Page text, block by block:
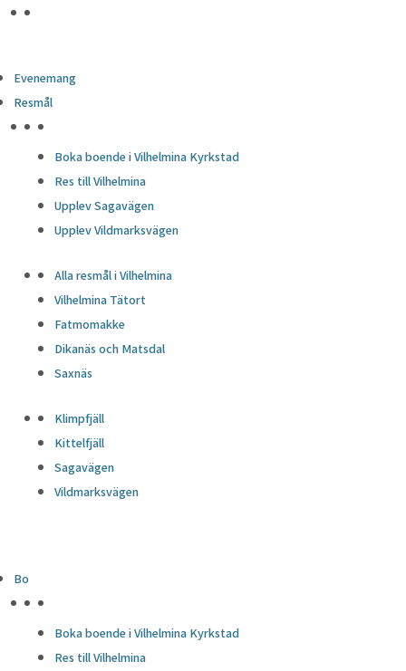
Evenemang
Resmål
Boka boende i Vilhelmina Kyrkstad
Res till Vilhelmina
Upplev Sagavägen
Upplev Vildmarksvägen
Alla resmål i Vilhelmina
Vilhelmina Tätort
Fatmomakke
Dikanäs och Matsdal
Saxnäs
Klimpfjäll
Kittelfjäll
Sagavägen
Vildmarksvägen
Bo
Boka boende i Vilhelmina Kyrkstad
Res till Vilhelmina